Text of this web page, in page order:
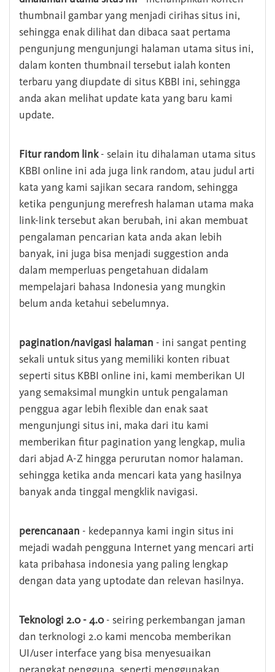
thumbnail gambar yang menjadi cirihas situs ini,
sehingga enak dilihat dan dibaca saat pertama
pengunjung mengunjungi halaman utama situs ini,
dalam konten thumbnail tersebut ialah konten
terbaru yang diupdate di situs KBBI ini, sehingga
anda akan melihat update kata yang baru kami
update.
Fitur random link- selain itu dihalaman utama situs
KBBI online ini ada juga link random, atau judul arti
kata yang kami sajikan secara random, sehingga
ketika pengunjung merefresh halaman utama maka
link-link tersebut akan berubah, ini akan membuat
pengalaman pencarian kata anda akan lebih
banyak, ini juga bisa menjadi suggestion anda
dalam memperluas pengetahuan didalam
mempelajari bahasa Indonesia yang mungkin
belum anda ketahui sebelumnya.
pagination/navigasi halaman - ini sangat penting
sekali untuk situs yang memiliki konten ribuat
seperti situs KBBI online ini, kami memberikan UI
yang semaksimal mungkin untuk pengalaman
penggua agar lebih flexible dan enak saat
mengunjungi situs ini, maka dari itu kami
memberikan fitur pagination yang lengkap, mulia
dari abjad A-Z hingga perurutan nomor halaman.
sehingga ketika anda mencari kata yang hasilnya
banyak anda tinggal mengklik navigasi.
perencanaan - kedepannya kami ingin situs ini
mejadi wadah pengguna Internet yang mencari arti
kata pribahasa indonesia yang paling lengkap
dengan data yang uptodate dan relevan hasilnya.
Teknologi 2.0 - 4.0- seiring perkembangan jaman
dan terknologi 2.0 kami mencoba memberikan
UI/user interface yang bisa menyesuaikan